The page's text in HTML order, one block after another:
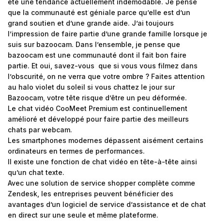
été une tendance actuellement indémodable. Je pense
que la communauté est géniale parce qu’elle est d’un
grand soutien et d’une grande aide. J’ai toujours
l’impression de faire partie d’une grande famille lorsque je
suis sur bazoocam. Dans l’ensemble, je pense que
bazoocam est une communauté dont il fait bon faire
partie. Et oui, savez-vous que si vous vous filmez dans
l’obscurité, on ne verra que votre ombre ? Faites attention
au halo violet du soleil si vous chattez le jour sur
Bazoocam, votre tête risque d’être un peu déformée.
Le chat vidéo CooMeet Premium est continuellement
amélioré et développé pour faire partie des meilleurs
chats par webcam.
Les smartphones modernes dépassent aisément certains
ordinateurs en termes de performances.
Il existe une fonction de chat vidéo en tête-à-tête ainsi
qu’un chat texte.
Avec une solution de service shopper complète comme
Zendesk, les entreprises peuvent bénéficier des
avantages d’un logiciel de service d’assistance et de chat
en direct sur une seule et même plateforme.